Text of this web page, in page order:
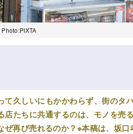
て久しいにもかかわらず、街のタ
店たちに共通するのは、モノを売
ぜ再び売れるのか？※本稿は、坂口